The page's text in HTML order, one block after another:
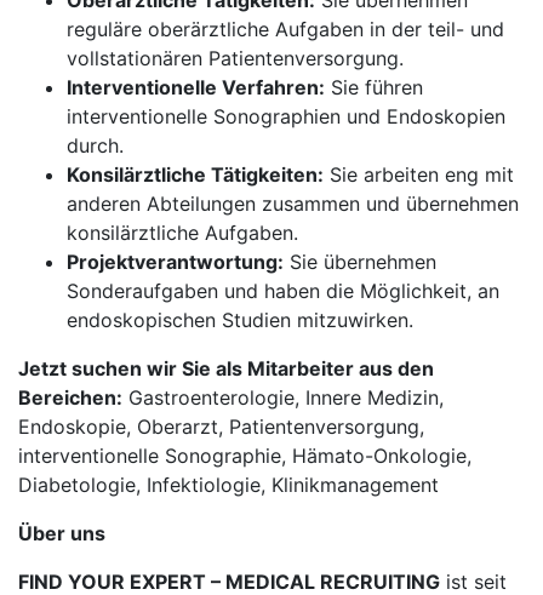
reguläre oberärztliche Aufgaben in der teil- und
vollstationären Patientenversorgung.
Interventionelle Verfahren: Sie führen
interventionelle Sonographien und Endoskopien
durch.
Konsilärztliche Tätigkeiten: Sie arbeiten eng mit
anderen Abteilungen zusammen und übernehmen
konsilärztliche Aufgaben.
Projektverantwortung: Sie übernehmen
Sonderaufgaben und haben die Möglichkeit, an
endoskopischen Studien mitzuwirken.
Jetzt suchen wir Sie als Mitarbeiter aus den
Bereichen: Gastroenterologie, Innere Medizin,
Endoskopie, Oberarzt, Patientenversorgung,
interventionelle Sonographie, Hämato-Onkologie,
Diabetologie, Infektiologie, Klinikmanagement
Über uns
FIND YOUR EXPERT – MEDICAL RECRUITING ist seit